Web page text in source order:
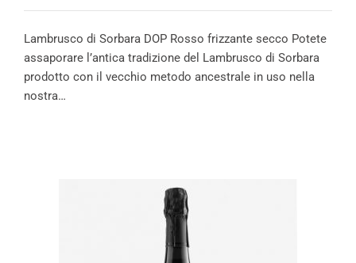
Lambrusco di Sorbara DOP Rosso frizzante secco Potete
assaporare l’antica tradizione del Lambrusco di Sorbara
prodotto con il vecchio metodo ancestrale in uso nella
nostra…